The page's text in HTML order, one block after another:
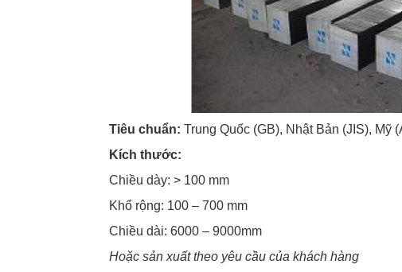
Tiêu chuẩn: Trung Quốc (GB), Nhật Bản (JIS), Mỹ
Kích thước:
Chiều dày: > 100 mm
Khổ rộng: 100 – 700 mm
Chiều dài: 6000 – 9000mm
Hoặc sản xuất theo yêu cầu của khách hàng